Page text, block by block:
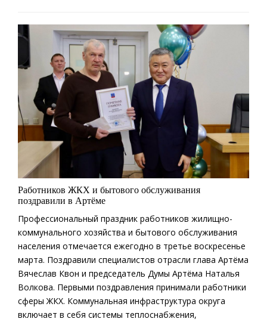
Работников ЖКХ и бытового обслуживания
поздравили в Артёме
Профессиональный праздник работников жилищно-
коммунального хозяйства и бытового обслуживания
населения отмечается ежегодно в третье воскресенье
марта. Поздравили специалистов отрасли глава Артёма
Вячеслав Квон и председатель Думы Артёма Наталья
Волкова. Первыми поздравления принимали работники
сферы ЖКХ. Коммунальная инфраструктура округа
включает в себя системы теплоснабжения,